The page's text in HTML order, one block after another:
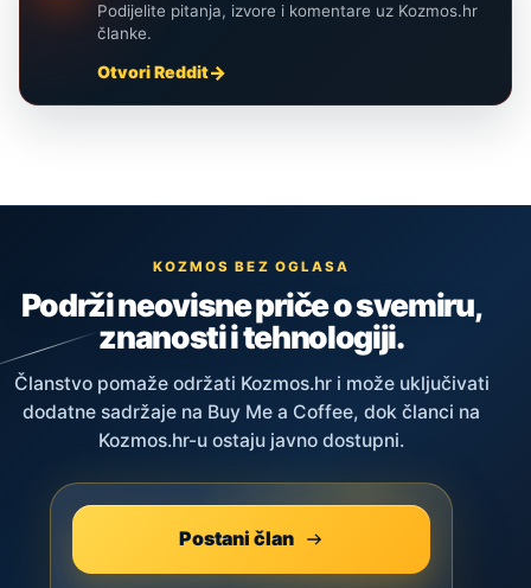
Podijelite pitanja, izvore i komentare uz Kozmos.hr
članke.
Otvori Reddit
KOZMOS BEZ OGLASA
Podrži neovisne priče o svemiru,
znanosti i tehnologiji.
Članstvo pomaže održati Kozmos.hr i može uključivati
dodatne sadržaje na Buy Me a Coffee, dok članci na
Kozmos.hr-u ostaju javno dostupni.
Postani član